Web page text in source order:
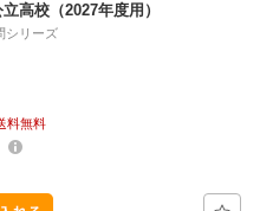
高校（2027年度用）
シリーズ
料無料